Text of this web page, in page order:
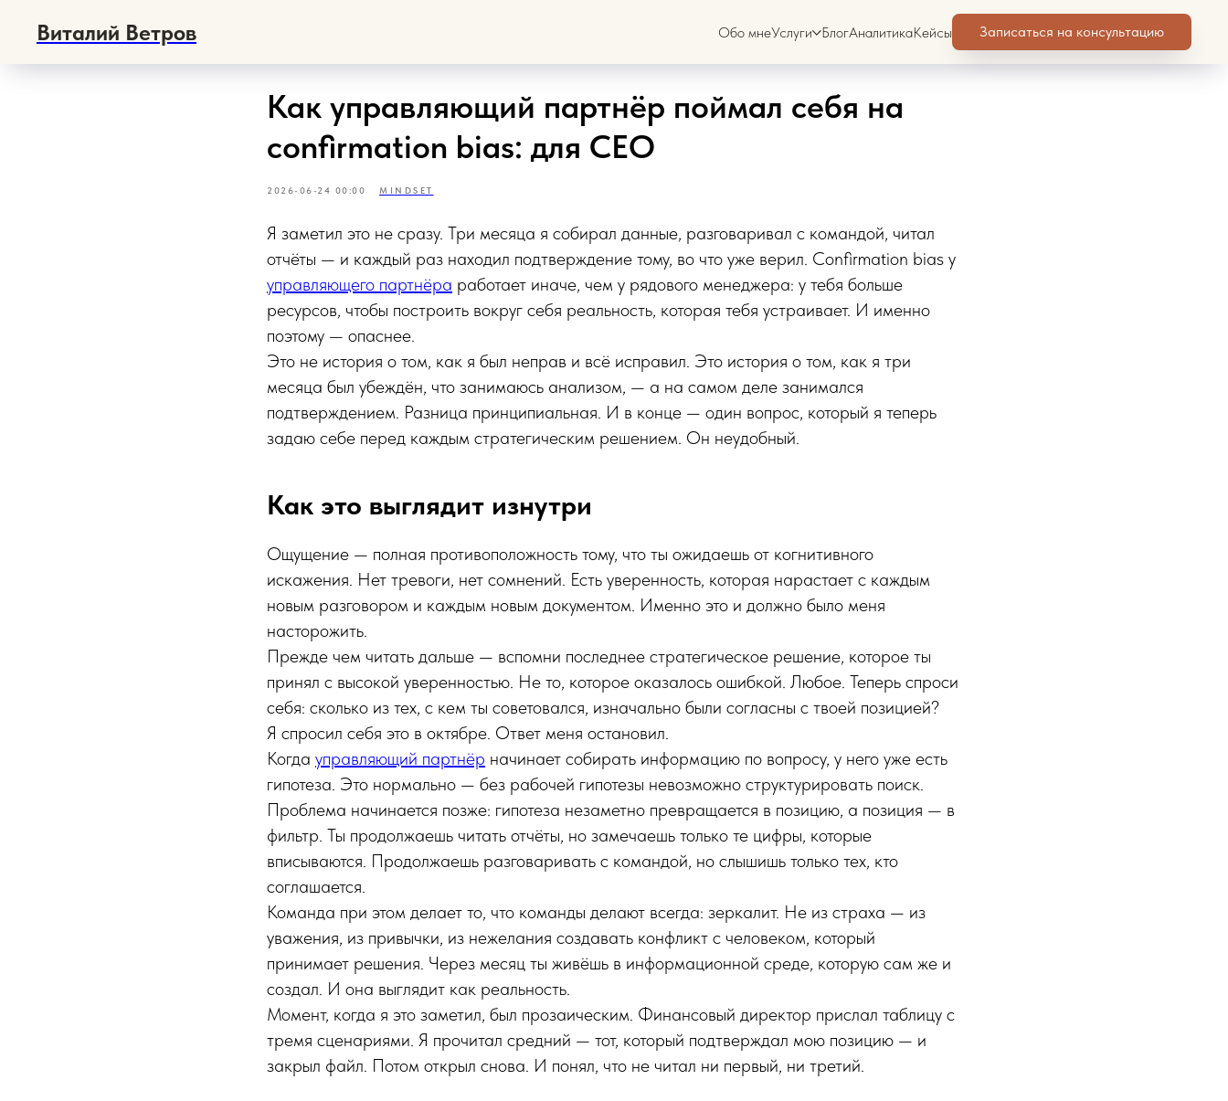
Виталий Ветров Обо мнеУслуги БлогАналитикаКейсы Записаться на консультацию
Как управляющий партнёр поймал себя на
confirmation bias: для CEO
2026-06-24 00:00 MINDSET
Я заметил это не сразу. Три месяца я собирал данные, разговаривал с командой, читал
отчёты — и каждый раз находил подтверждение тому, во что уже верил. Confirmation bias у
управляющего партнёра работает иначе, чем у рядового менеджера: у тебя больше
ресурсов, чтобы построить вокруг себя реальность, которая тебя устраивает. И именно
поэтому — опаснее.
Это не история о том, как я был неправ и всё исправил. Это история о том, как я три
месяца был убеждён, что занимаюсь анализом, — а на самом деле занимался
подтверждением. Разница принципиальная. И в конце — один вопрос, который я теперь
задаю себе перед каждым стратегическим решением. Он неудобный.
Как это выглядит изнутри
Ощущение — полная противоположность тому, что ты ожидаешь от когнитивного
искажения. Нет тревоги, нет сомнений. Есть уверенность, которая нарастает с каждым
новым разговором и каждым новым документом. Именно это и должно было меня
насторожить.
Прежде чем читать дальше — вспомни последнее стратегическое решение, которое ты
принял с высокой уверенностью. Не то, которое оказалось ошибкой. Любое. Теперь спроси
себя: сколько из тех, с кем ты советовался, изначально были согласны с твоей позицией?
Я спросил себя это в октябре. Ответ меня остановил.
Когда управляющий партнёр начинает собирать информацию по вопросу, у него уже есть
гипотеза. Это нормально — без рабочей гипотезы невозможно структурировать поиск.
Проблема начинается позже: гипотеза незаметно превращается в позицию, а позиция — в
фильтр. Ты продолжаешь читать отчёты, но замечаешь только те цифры, которые
вписываются. Продолжаешь разговаривать с командой, но слышишь только тех, кто
соглашается.
Команда при этом делает то, что команды делают всегда: зеркалит. Не из страха — из
уважения, из привычки, из нежелания создавать конфликт с человеком, который
принимает решения. Через месяц ты живёшь в информационной среде, которую сам же и
создал. И она выглядит как реальность.
Момент, когда я это заметил, был прозаическим. Финансовый директор прислал таблицу с
тремя сценариями. Я прочитал средний — тот, который подтверждал мою позицию — и
закрыл файл. Потом открыл снова. И понял, что не читал ни первый, ни третий.